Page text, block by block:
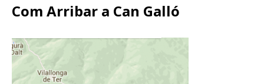
Com Arribar a Can Galló